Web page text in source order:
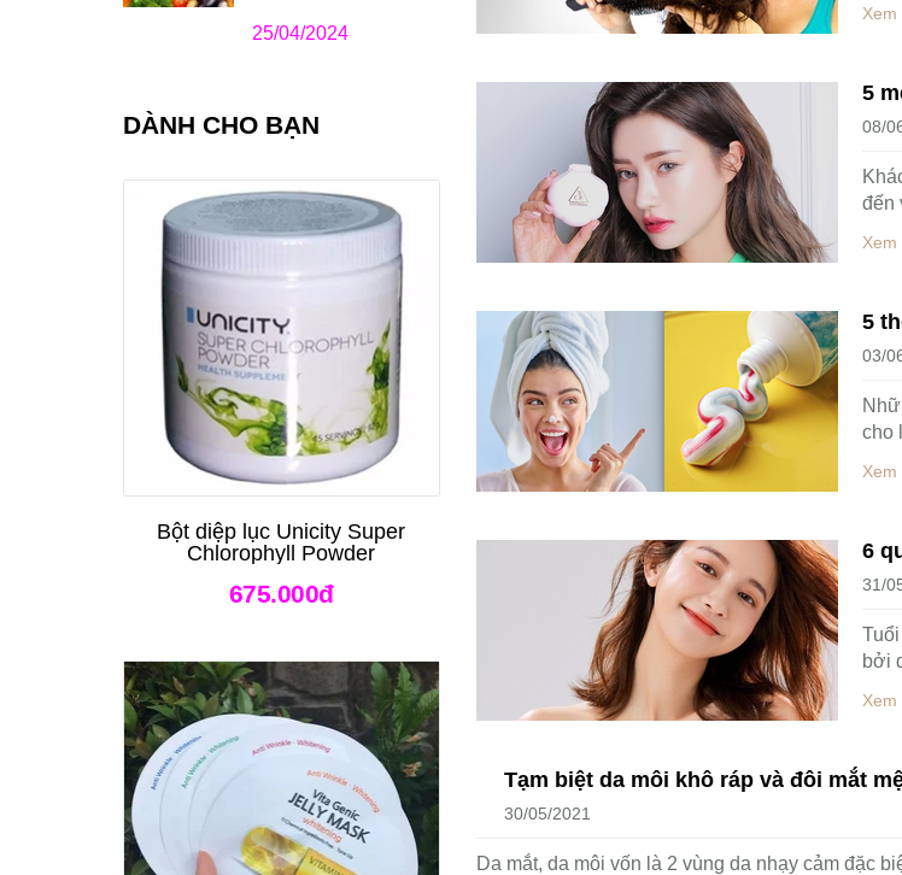
Xem
5
08/
đến
Xem
5
03/
cho
Xem
6
31/
bởi
Xem
Tạm biệt da môi khô ráp và đôi mắt
30/05/2021
Da mắt, da môi vốn là 2 vùng da nhạy cảm đặc
25/04/2024
DÀNH CHO BẠN
Bột diệp lục Unicity Super
Chlorophyll Powder
675.000đ